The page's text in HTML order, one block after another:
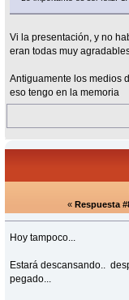
Vi la presentación, y no
eran todas muy
Antiguamente los medios
eso tengo en la memoria
« Respuesta
Hoy tampoco...
Estará descansando..
pegado...